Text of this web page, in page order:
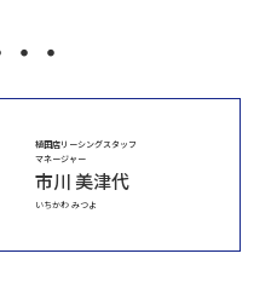
・
植田店リーシングスタッフ
マネージャー
市川 美津代
いちかわ みつよ